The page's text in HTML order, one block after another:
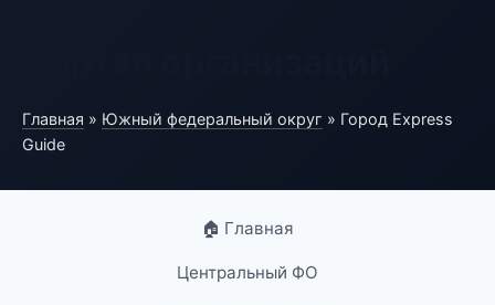
Главная » Южный федеральный округ » Город Express
Guide
🏠 Главная
Центральный ФО